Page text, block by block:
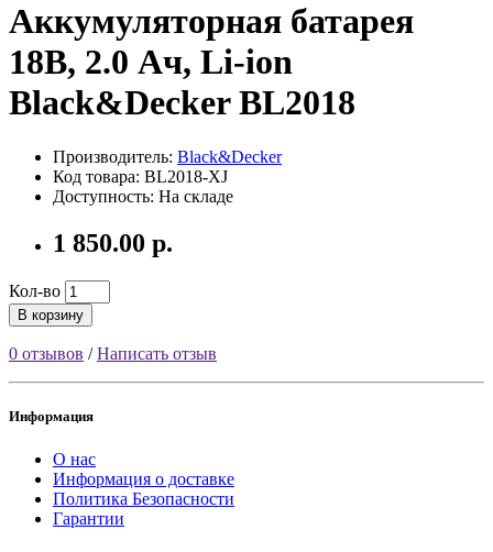
Аккумуляторная батарея
18В, 2.0 Ач, Li-ion
Black&Decker BL2018
Производитель: Black&Decker
Код товара: BL2018-XJ
Доступность: На складе
1 850.00 р.
Кол-во
В корзину
0 отзывов /Написать отзыв
Информация
О нас
Информация о доставке
Политика Безопасности
Гарантии